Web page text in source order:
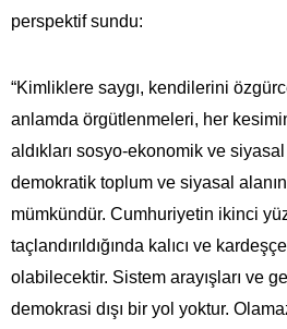
perspektif sundu:
“Kimliklere saygı, kendilerini
anlamda örgütlenmeleri, her
aldıkları sosyo-ekonomik ve
demokratik toplum ve siyasal
mümkündür. Cumhuriyetin ikinci
taçlandırıldığında kalıcı ve
olabilecektir. Sistem arayışları ve
demokrasi dışı bir yol yoktur.